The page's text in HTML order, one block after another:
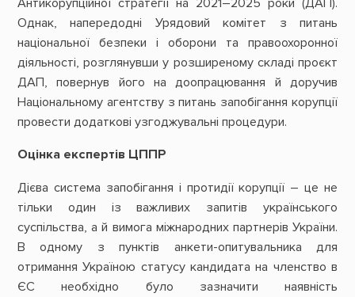
Антикорупційної стратегії на 2021–2025 роки (ДАП).
Однак, напередодні Урядовий комітет з питань
національної безпеки і оборони та правоохоронної
діяльності, розглянувши у розширеному складі проєкт
ДАП, повернув його на доопрацювання й доручив
Національному агентству з питань запобігання корупції
провести додаткові узгоджувальні процедури.
Оцінка експертів ЦППР
Дієва система запобігання і протидії корупції – це не
тільки один із важливих запитів українського
суспільства, а й вимога міжнародних партнерів України.
В одному з пунктів анкети-опитувальника для
отримання Україною статусу кандидата на членство в
ЄС необхідно було зазначити наявність